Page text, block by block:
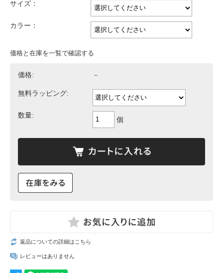
サイズ：
カラー：
価格と在庫を一覧で確認する
価格: －
無料ラッピング:
数量:
個
返品についての詳細はこちら
レビューはありません